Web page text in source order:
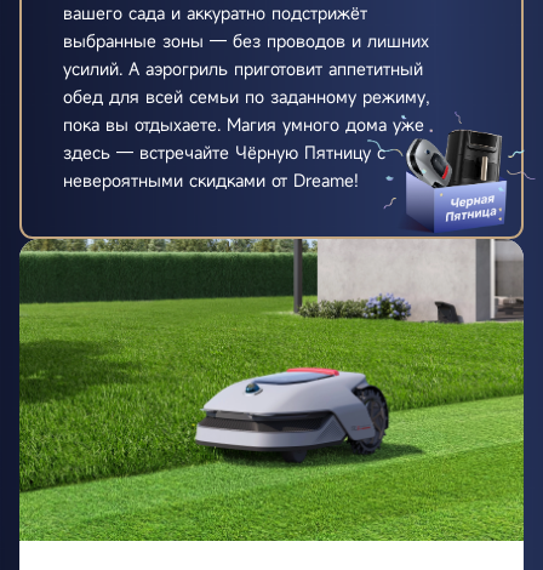
вашего сада и аккуратно подстрижёт
выбранные зоны — без проводов и лишних
усилий. А аэрогриль приготовит аппетитный
обед для всей семьи по заданному режиму,
пока вы отдыхаете. Магия умного дома уже
здесь — встречайте Чёрную Пятницу с
невероятными скидками от Dreame!